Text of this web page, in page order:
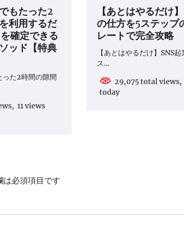
もたった2
利用するだ
確定できる
ッド【特典
った2時間の隙間
11 views
【あとはやるだけ
の仕方を5ステップ
レートで完全攻略
【あとはやるだけ】SNS
ス…
29,075 total views,
today
は必須項目です